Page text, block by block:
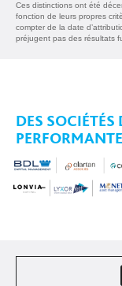
Ces distinctions ont été
fonction de leurs propres
compter de la date
préjugent pas des résultats
DES SOCIÉTÉS